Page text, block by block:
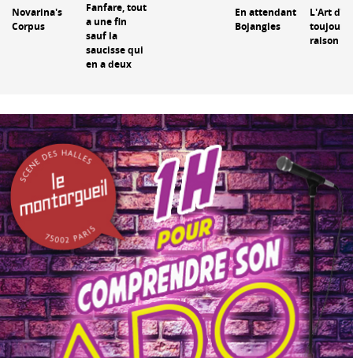
Novarina's
Corpus
Fanfare, tout
a une fin
sauf la
saucisse qui
en a deux
En attendant
Bojangles
L'Art
toujours
raison